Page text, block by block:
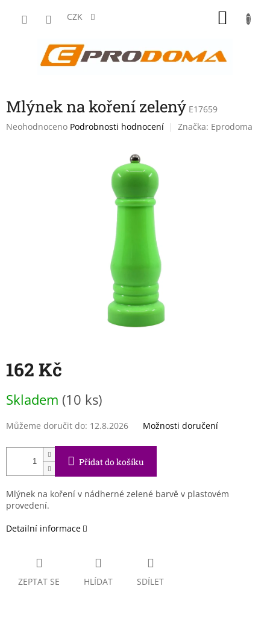
CZK
Mlýnek na koření zelený E17659
Průměrné
Neohodnoceno Podrobnosti hodnocení Značka: Eprodoma
162 Kč
cena:
Skladem (10 ks)
Můžeme doručit do: 12.8.2026 Možnosti doručení
Přidat do košíku
Mlýnek na koření v nádherné zelené barvě v plastovém
provedení.
Detailní informace
ZEPTAT SE HLÍDAT SDÍLET